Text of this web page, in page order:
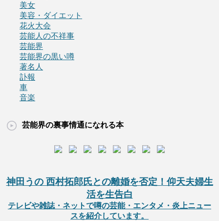
美女
美容・ダイエット
花火大会
芸能人の不祥事
芸能界
芸能界の黒い噂
著名人
訃報
車
音楽
芸能界の裏事情通になれる本
神田うの 西村拓郎氏との離婚を否定！仰天夫婦生
活を生告白
テレビや雑誌・ネットで噂の芸能・エンタメ・炎上ニュー
スを紹介しています。